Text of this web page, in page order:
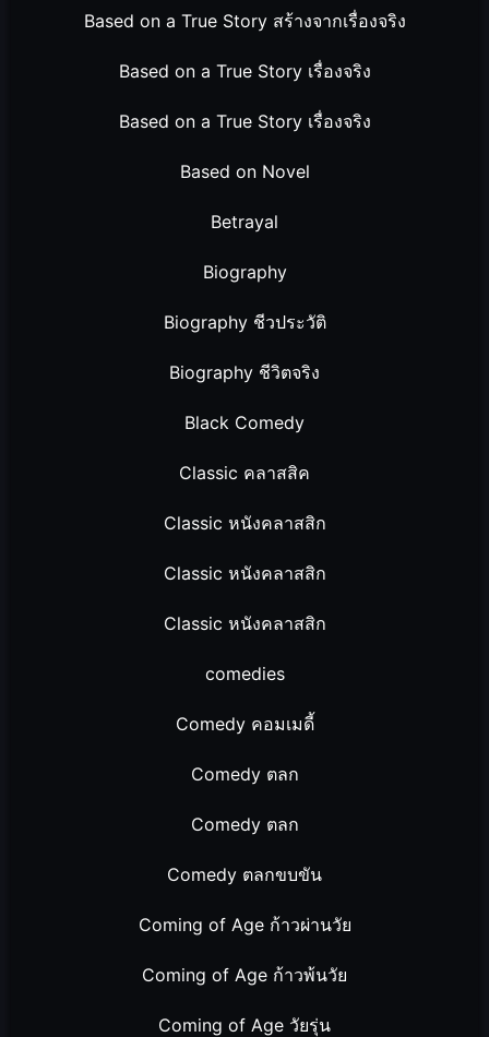
Based on a True Story สร้างจากเรื่องจริง
Based on a True Story เรื่องจริง
Based on a True Story เรื่องจริง
Based on Novel
Betrayal
Biography
Biography ชีวประวัติ
Biography ชีวิตจริง
Black Comedy
Classic คลาสสิค
Classic หนังคลาสสิก
Classic หนังคลาสสิก
Classic หนังคลาสสิก
comedies
Comedy คอมเมดี้
Comedy ตลก
Comedy ตลก
Comedy ตลกขบขัน
Coming of Age ก้าวผ่านวัย
Coming of Age ก้าวพ้นวัย
Coming of Age วัยรุ่น